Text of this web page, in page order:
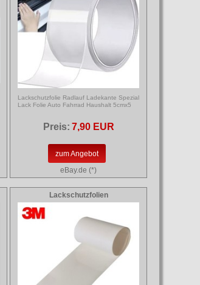
Lackschutzfolie Radlauf Ladekante Spezial
Lack Folie Auto Fahrrad Haushalt 5cmx5
Preis: 7,90 EUR
zum Angebot
eBay.de (*)
Lackschutzfolien